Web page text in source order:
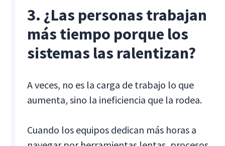
3. ¿Las personas trabajan
más tiempo porque los
sistemas las ralentizan?
A veces, no es la carga de trabajo lo que
aumenta, sino la ineficiencia que la rodea.
Cuando los equipos dedican más horas a